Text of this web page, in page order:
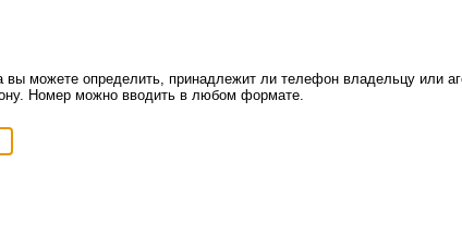
можете определить, принадлежит ли телефон владельцу или
Номер можно вводить в любом формате.